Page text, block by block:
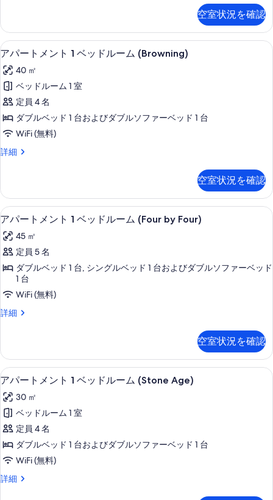
(
Gefilte
Fish)
の
す
べ
て
の
写
表
示
す
る
レ
ッ
ク
Gefilte
Fish)
の
詳
細
空室状況を確認
ア
パ
ー
ト
メ
ン
1
ッ
ド
ル
ー
ム
(Browning)
す
べ
写
真
を
表
示
す
る
7
アパートメント 1 ベッドルーム (Browning)
40 ㎡
ベッドルーム 1 室
定員 4 名
ダブルベッド 1 台およびダブルソファーベッド 1 台
WiFi (無料)
詳細
ア
メ
ン
ト
ベ
ッ
ル
ム
の
空室状況を確認
ア
パ
ー
ト
ン
ト
ッ
ド
ル
ー
ム
(Four
by
Four)
の
12
アパートメント 1 ベッドルーム (Four by Four)
45 ㎡
定員 5 名
ダブルベッド 1 台, シングルベッド 1 台およびダブルソファーベッド
1 台
WiFi (無料)
詳細
ア
メ
ン
ト
ベ
ッ
ド
ル
ー
ム
(Four
by
空室状況を確認
ア
パ
ー
ト
メ
ン
1
8
アパートメント 1 ベッドルーム (Stone Age)
30 ㎡
ベッドルーム 1 室
定員 4 名
ダブルベッド 1 台およびダブルソファーベッド 1 台
WiFi (無料)
詳細
ア